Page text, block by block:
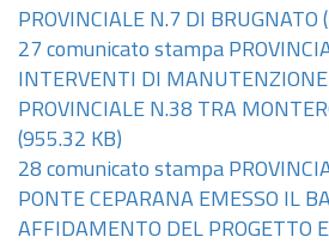
PROVINCIALE N.7 DI BRUGNATO
27 comunicato stampa
INTERVENTI DI
PROVINCIALE N.38 TRA
(955.32 KB)
28 comunicato stampa
PONTE CEPARANA EMESSO IL
AFFIDAMENTO DEL PROGETTO